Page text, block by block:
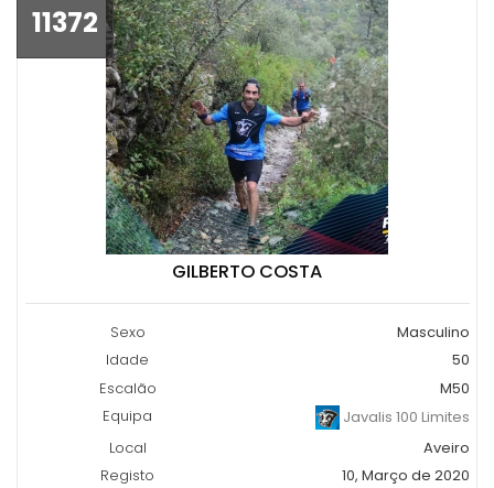
11372
GILBERTO COSTA
Sexo
Masculino
Idade
50
Escalão
M50
Equipa
Javalis 100 Limites
Local
Aveiro
Registo
10, Março de 2020